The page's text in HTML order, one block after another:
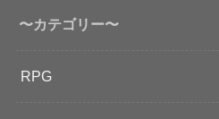
〜カテゴリー〜
RPG